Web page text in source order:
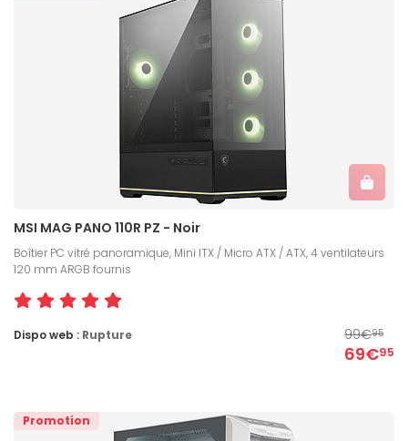
MSI MAG PANO 110R PZ - Noir
Boîtier PC vitré panoramique, Mini ITX / Micro ATX / ATX, 4 ventilateurs
120 mm ARGB fournis
99€95
69€95
Dispo web : Rupture
Promotion